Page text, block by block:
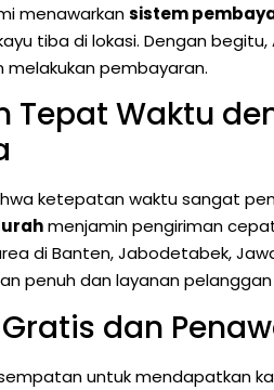
menawarkansistem
tiba di lokasi. Dengan
melakukan pembayaran.
Tepat Waktu
ketepatan waktu sangat
menjamin pengiriman
di Banten, Jabodetabek,
penuh dan layanan
dan
untuk mendapatkan